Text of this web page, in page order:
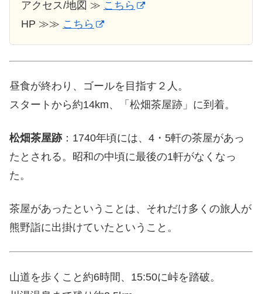
アクセス/地図 ≫ こちら
HP ≫≫ こちら
昼食が終わり、ゴールを目指す２人。
スタートから約14km、「松畑茶屋跡」に到着。
松畑茶屋跡：1740年頃には、4・5軒の茶屋があっ
たとされる。昭和の中頃に最後の1軒がなくなっ
た。
茶屋があったということは、それだけ多くの旅人が
熊野詣に出掛けていたということ。
山道を歩くこと約6時間、15:50に峠を踏破。